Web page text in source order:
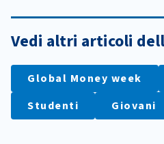
Vedi altri articoli
Global Money week
Studenti
Giovani